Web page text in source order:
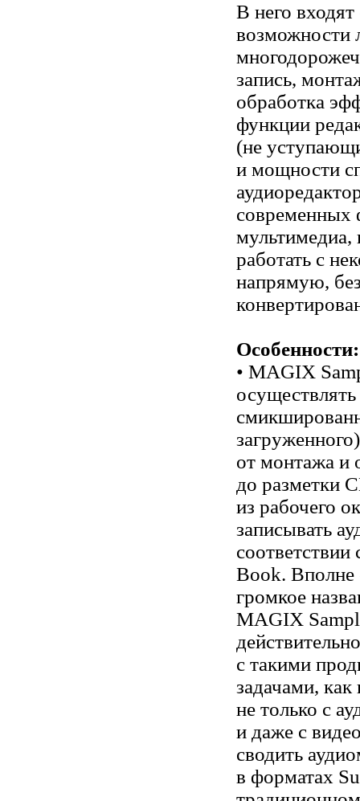
В него
возможности
запись,
обработка
функции
(не
и мощности
современных
работать с
напрямую,
Особенности:
• MAGIX
от монтажа и
до разметки
из рабочего
записывать
соответствии
Book. Вполне
громкое
MAGIX
с такими
задачами,
не только с
и даже с
сводить
в форматах